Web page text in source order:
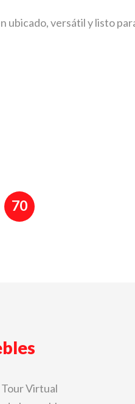
ubicado, versátil y listo
70
Virtual